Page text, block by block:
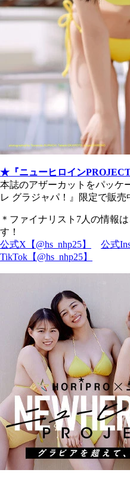
★『ニューヒロインPROJECT
本誌のアザーカットをパッケ
レ グラジャパ！』限定で販
＊ファイナリスト7人の情報
す！
公式X【@hs_nhp25】
公式
TikTok【@hs_nhp25】